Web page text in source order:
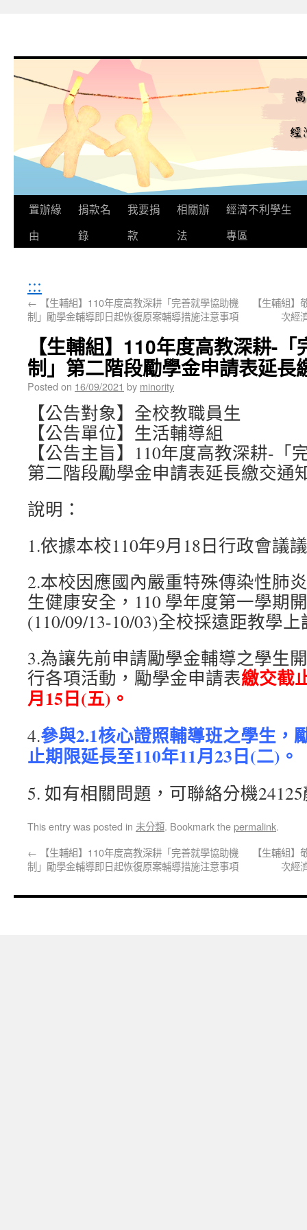
置辦緣
由
捐款名
錄
我要捐
款
相關辦
法
經濟不利學生
專區
:::
← 【生輔組】110年度高教深耕「完善就學協助機
制」勵學金輔導即日起恢復原案輔導措施注意事項
【生輔組
次經
【生輔組】110年度高教深耕-
制」第二階段勵學金申請表延長
Posted on 16/09/2021 by minority
【公告對象】全校教職員生
【公告單位】生活輔導組
【公告主旨】110年度高教深耕-「
第二階段勵學金申請表延長繳交通
說明：
1.依據本校110年9月18日行政會議
2.本校因應國內嚴重特殊傳染性肺
生健康安全，110 學年度第一學期
(110/09/13-10/03)全校採遠距教學上
3.為讓先前申請勵學金輔導之學生
行各項活動，勵學金申請表繳交截
月15日(五)。
4.參與2.1核心證照輔導班之學生，
止期限延長至110年11月23日(二)。
5. 如有相關問題，可聯絡分機
This entry was posted in 未分類. Bookmark thepermalink.
← 【生輔組】110年度高教深耕「完善就學協助機
制」勵學金輔導即日起恢復原案輔導措施注意事項
【生輔組
次經